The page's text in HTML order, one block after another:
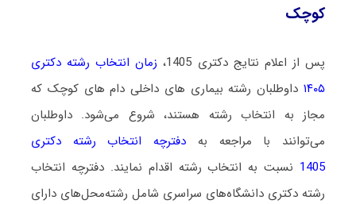
کوچک
پس از اعلام نتایج دکتری 1405،
زمان انتخاب رشته دکتری
۱۴۰۵داوطلبان رشته بیماری ‌های داخلی دام‌ های کوچک که
مجاز به انتخاب رشته هستند، شروع می‌شود. داوطلبان
می‌توانند با مراجعه به دفترچه انتخاب رشته دکتری
1405 نسبت به انتخاب رشته اقدام نمایند. دفترچه انتخاب
رشته دکتری دانشگاه‌های سراسری شامل رشته‌محل‌های دارای